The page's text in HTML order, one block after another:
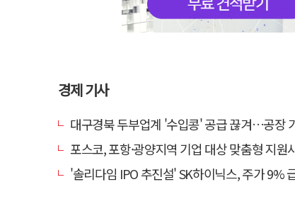
경제 기사
대구경북 두부업계 '수입콩' 공급 끊겨…공장 가동 중단
포스코, 포항·광양지역 기업 대상 맞춤형 지원사업 실
'솔리다임 IPO 추진설' SK하이닉스, 주가 9%